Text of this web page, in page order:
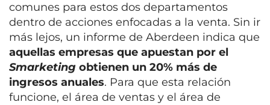
comunes para estos dos departamentos
dentro de acciones enfocadas a la venta. Sin ir
más lejos, un informe de Aberdeen indica que
aquellas empresas que apuestan por el
Smarketing obtienen un 20% más de
ingresos anuales. Para que esta relación
funcione, el área de ventas y el área de